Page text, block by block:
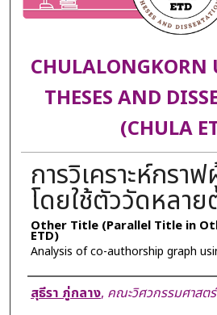
CHULALONGKORN
THESES AND
(CHULA
การวิเคราะห์กรา
โดยใช้ตัววัดหลาย
Other Title (Parallel Title in
ETD)
Analysis of co-authorship graph
Author
สุธีรา ภู่กลาง, คณะวิศวกรรมศาสตร์